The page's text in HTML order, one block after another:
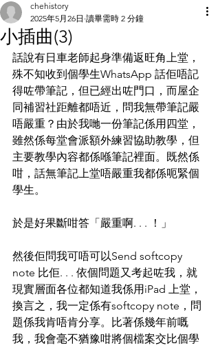
小插曲(3)
chehistory
2025年5月26日 讀畢需時 2 分鐘
話說有日車老師起身準備返旺角上堂，
殊不知收到個學生WhatsApp 話佢唔記
得咗帶筆記，但已經出咗門口，而屋企
同補習社距離都唔近，問我無帶筆記嚴
唔嚴重？由於我哋一份筆記係用四堂，
雖然係每堂會派額外練習協助教學，但
主要教學內容都係喺筆記裡面。既然係
咁，話無筆記上堂唔嚴重我都係呃緊個
學生。
於是好果斷咁答「嚴重啊. . . ！」
然後佢問我可唔可以Send softcopy
note 比佢. . . 依個問題又考起咗我，就
現實層面各位都知道我係用iPad 上堂，
換言之，我一定係有softcopy note，問
題係我肯唔肯分享。比著係幾年前嘅
我，我會毫不猶豫咁將個檔案交比個學